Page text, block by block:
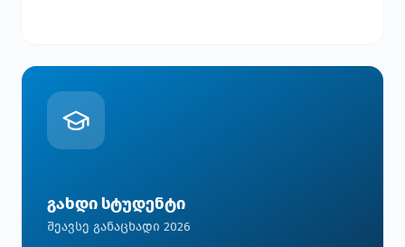
გახდი სტუდენტი
შეავსე განაცხადი 2026